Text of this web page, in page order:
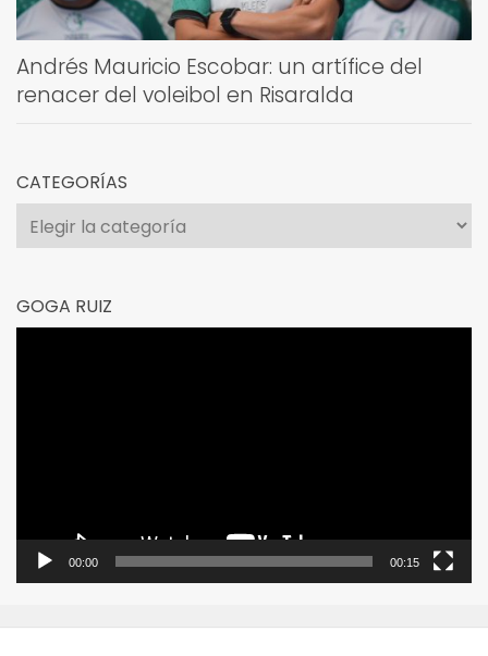
Andrés Mauricio Escobar: un artífice del
renacer del voleibol en Risaralda
CATEGORÍAS
Categorías
GOGA RUIZ
00:00 00:15